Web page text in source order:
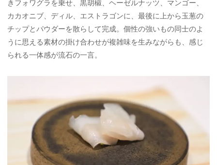
きフォワグラを乗せ、黒胡椒、ヘーゼルナッツ、マンゴー、
カカオニブ、ディル、エストラゴンに、最後に上から玉葱の
チップとパウダーを散らして完成。個性の強いもの同士のよ
うに思える素材の掛け合わせが複雑味を生みながらも、感じ
られる一体感が流石の一言。